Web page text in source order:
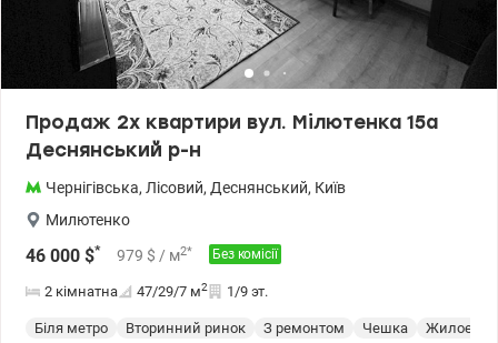
Продаж 2х квартири вул. Мілютенка 15а
Деснянський р-н
Чернігівська, Лісовий, Деснянський, Київ
Милютенко
46 000 $* 979 $ / м2* Без комісії
2 кімнатна 47/29/7 м2 1/9 эт.
Біля метро Вторинний ринок З ремонтом Чешка
Жилое